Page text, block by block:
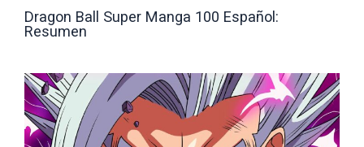
Dragon Ball Super Manga 100 Español:
Resumen